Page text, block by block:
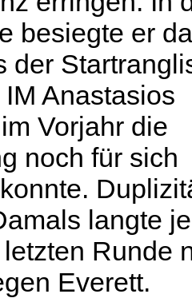
besiegte er
der
Anastasios
Vorjahr die
noch für sich
langte
Runde
Everett.